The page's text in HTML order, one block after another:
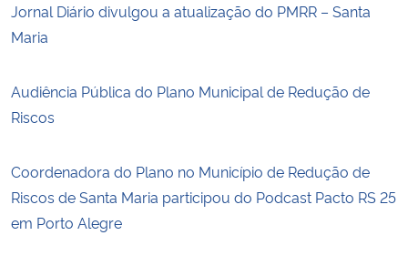
Jornal Diário divulgou a atualização do PMRR – Santa
Maria
Audiência Pública do Plano Municipal de Redução de
Riscos
Coordenadora do Plano no Município de Redução de
Riscos de Santa Maria participou do Podcast Pacto RS 25
em Porto Alegre